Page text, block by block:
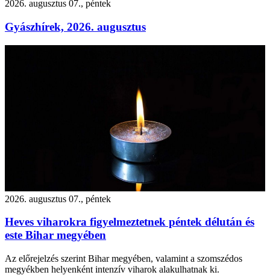
2026. augusztus 07., péntek
Gyászhírek, 2026. augusztus
2026. augusztus 07., péntek
Heves viharokra figyelmeztetnek péntek délután és
este Bihar megyében
Az előrejelzés szerint Bihar megyében, valamint a szomszédos
megyékben helyenként intenzív viharok alakulhatnak ki.